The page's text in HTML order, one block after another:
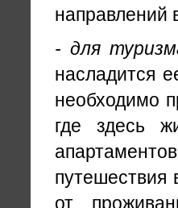
направлений
- для
насладится
необходимо
где здесь
путешествия
от